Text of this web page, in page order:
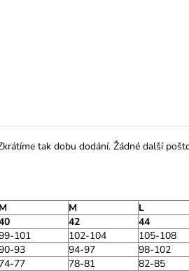
tak dobu dodání. Žádné další
M M L
42 44
101 102-104 105-108
93 94-97 98-102
74-77 78-81 82-85